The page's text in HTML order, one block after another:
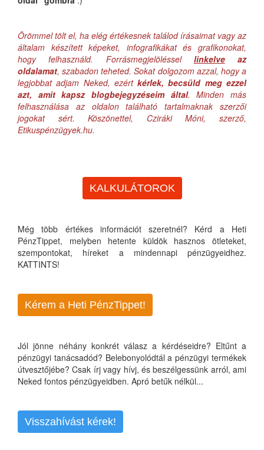
Örömmel tölt el, ha elég értékesnek találod írásaimat vagy az
általam készített képeket, infografikákat és grafikonokat,
hogy felhasználd. Forrásmegjelöléssel linkelveaz
oldalamat, szabadon teheted. Sokat dolgozom azzal, hogy a
legjobbat adjam Neked, ezértkérlek, becsüld meg ezzel
azt, amit kapsz blogbejegyzéseim által. Minden más
felhasználása az oldalon található tartalmaknak szerzői
jogokat sért. Köszönettel, Cziráki Móni, szerző,
Etikuspénzügyek.hu.
KALKULÁTOROK
Még több értékes információt szeretnél? Kérd a Heti
PénzTippet, melyben hetente küldök hasznos ötleteket,
szempontokat, híreket a mindennapi pénzügyeidhez.
KATTINTS!
Kérem a Heti PénzTippet!
Jól jönne néhány konkrét válasz a kérdéseidre? Eltűnt a
pénzügyi tanácsadód? Belebonyolódtál a pénzügyi termékek
útvesztőjébe? Csak írj vagy hívj, és beszélgessünk arról, ami
Neked fontos pénzügyeidben. Apró betűk nélkül...
Visszahívást kérek!